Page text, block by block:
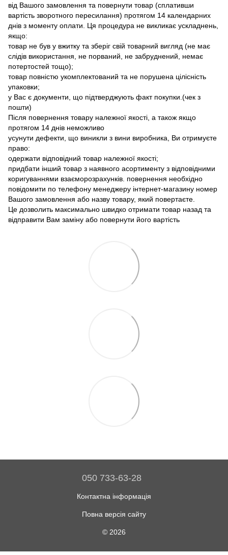
від Вашого замовлення та повернути товар (сплативши
вартість зворотного пересилання) протягом 14 календарних
днів з моменту оплати. Ця процедура не викликає ускладнень,
якщо:
товар не був у вжитку та зберіг свій товарний вигляд (не має
слідів використання, не порваний, не забруднений, немає
потертостей тощо);
товар повністю укомплектований та не порушена цілісність
упаковки;
у Вас є документи, що підтверджують факт покупки.(чек з
пошти)
Після повернення товару належної якості, а також якщо
протягом 14 днів неможливо
усунути дефекти, що виникли з вини виробника, Ви отримуєте
право:
одержати відповідний товар належної якості;
придбати інший товар з наявного асортименту з відповідними
коригуваннями взаєморозрахунків. повернення необхідно
повідомити по телефону менеджеру інтернет-магазину номер
Вашого замовлення або назву товару, який повертаєте.
Це дозволить максимально швидко отримати товар назад та
відправити Вам заміну або повернути його вартість
050 733-63-28
Контактна інформація
Повна версія сайту
© 2026